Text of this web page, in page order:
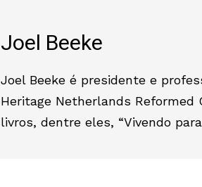
Joel Beeke
Joel Beeke é presidente e
Heritage Netherlands Reformed
livros, dentre eles, “Vivendo